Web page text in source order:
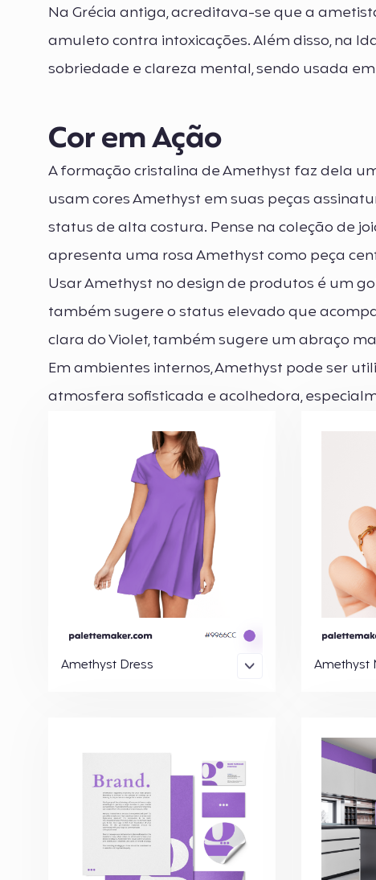
Na Grécia antiga, acreditava-se que a
amuleto contra intoxicações. Além disso, na
sobriedade e clareza mental, sendo usada
Cor em Ação
A formação cristalina de Amethyst faz dela
usam cores Amethyst em suas peças
status de alta costura. Pense na coleção de
apresenta uma rosa Amethyst como peça
Usar Amethyst no design de produtos é um
também sugere o status elevado que
clara do Violet, também sugere um abraço
Em ambientes internos, Amethyst pode ser
atmosfera sofisticada e acolhedora,
Amethyst Dress Amethyst